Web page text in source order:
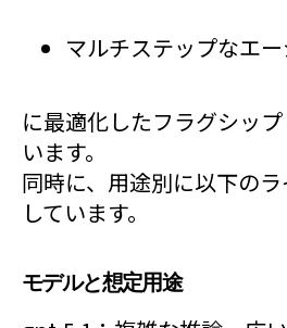
マルチステップなエ
に最適化したフラグシッ
います。
同時に、用途別に以下の
しています。
モデルと想定用途